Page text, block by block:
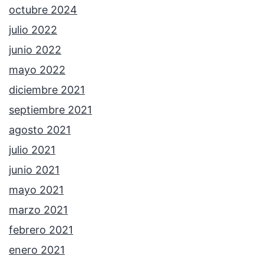
octubre 2024
julio 2022
junio 2022
mayo 2022
diciembre 2021
septiembre 2021
agosto 2021
julio 2021
junio 2021
mayo 2021
marzo 2021
febrero 2021
enero 2021